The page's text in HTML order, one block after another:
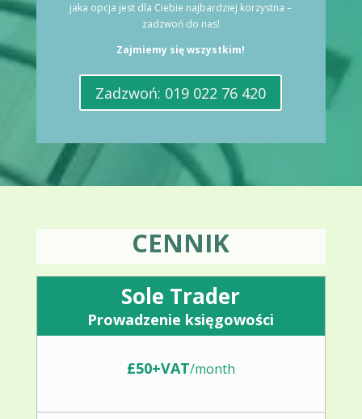
jaka opcja jest dla Ciebie najbardziej korzystna –
zadzwoń do nas!
Zajmiemy się wszystkim!
Zadzwoń: 019 022 76 420
CENNIK
Sole Trader
Prowadzenie księgowości
£50+VAT/month